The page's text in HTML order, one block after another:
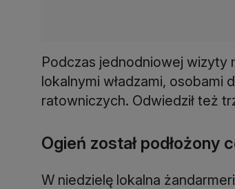
Podczas jednodniowej wizyty
lokalnymi władzami, osobami
ratowniczych. Odwiedził też
Ogień został podłożony
W niedzielę lokalna